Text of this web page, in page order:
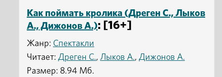
Как поймать кролика (Дреген С., Лыков
А., Дижонов А.): [16+]
Жанр: Спектакли
Читает: Дреген С., Лыков А., Дижонов А.
Размер: 8.94 Мб.